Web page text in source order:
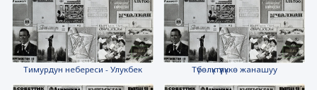
Тимурдун небереси - Улукбек Түбөлүктүүлүккө жанашуу